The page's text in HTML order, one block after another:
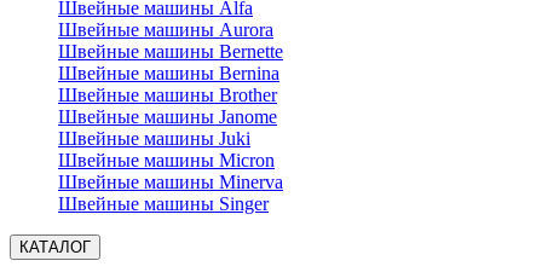
Швейные машины Alfa
Швейные машины Aurora
Швейные машины Bernette
Швейные машины Bernina
Швейные машины Brother
Швейные машины Janome
Швейные машины Juki
Швейные машины Micron
Швейные машины Minerva
Швейные машины Singer
КАТАЛОГ